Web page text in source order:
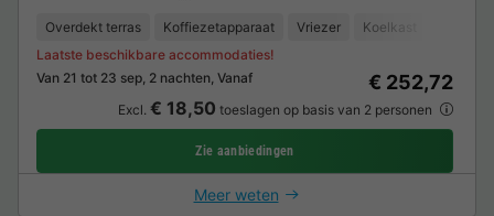
Overdekt terras Koffiezetapparaat Vriezer Koelkast
Van 21 tot 23 sep, 2 nachten, Vanaf
Laatste beschikbare accommodaties!
€ 252,72
Excl. € 18,50 toeslagen op basis van 2 personen
Zie aanbiedingen
Meer weten